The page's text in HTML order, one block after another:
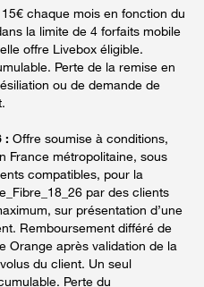
chaque mois en fonction du
la limite de 4 forfaits mobile
offre Livebox éligible.
Perte de la remise en
ou de demande de
: Offre soumise à conditions,
France métropolitaine, sous
compatibles, pour la
par des clients
sur présentation d’une
Remboursement différé de
Orange après validation de la
du client. Un seul
Perte du